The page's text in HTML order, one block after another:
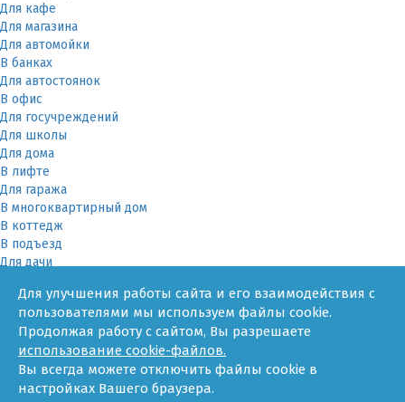
Для улучшения работы сайта и его взаимодействия с
пользователями мы используем файлы cookie.
Продолжая работу с сайтом, Вы разрешаете
использование cookie-файлов.
Вы всегда можете отключить файлы cookie в
настройках Вашего браузера.
Для кафе
Для магазина
Для автомойки
В банках
Для автостоянок
В офис
Для госучреждений
Для школы
Для дома
В лифте
Для гаража
В многоквартирный дом
В коттедж
В подъезд
Для дачи
За няней
В квартире
Для ТСЖ
Оборудование
Онлайн-калькулятор
Гарантии